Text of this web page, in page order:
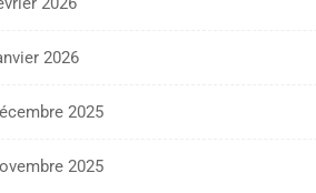
2026
2025
2025